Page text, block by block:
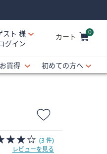
スト 様
グイン
カート 0
お買得 初めての方へ
(3 件)
レビューを見る